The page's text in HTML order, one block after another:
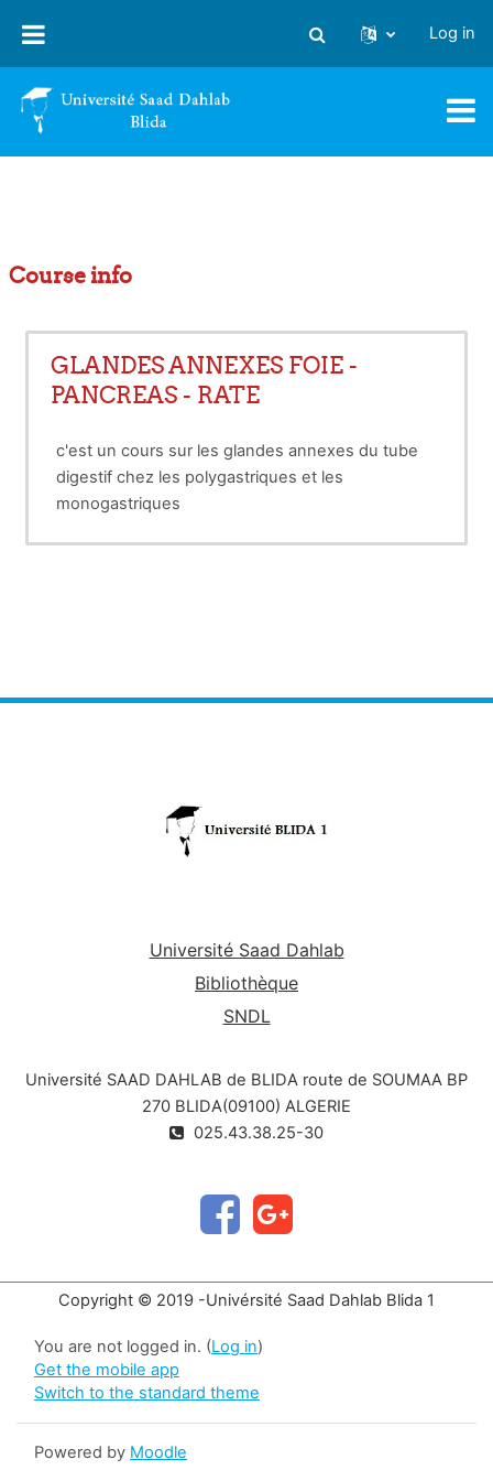
Toggle search input
Log in
Course info
GLANDES ANNEXES FOIE -
PANCREAS - RATE
c'est un cours sur les glandes annexes du tube
digestif chez les polygastriques et les
monogastriques
Université Saad Dahlab
Bibliothèque
SNDL
Université SAAD DAHLAB de BLIDA route de SOUMAA BP
270 BLIDA(09100) ALGERIE
025.43.38.25-30
Copyright © 2019 -Univérsité Saad Dahlab Blida 1
You are not logged in. (Log in)
Get the mobile app
Switch to the standard theme
Powered by Moodle